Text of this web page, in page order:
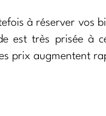
à réserver vos
est très prisée à
prix augmentent